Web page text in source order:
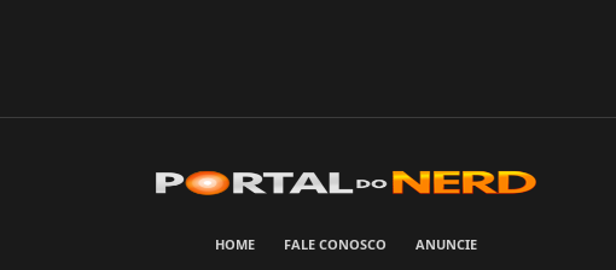
HOME FALE CONOSCO ANUNCIE